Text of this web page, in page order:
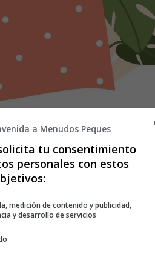
aunque parte de ese peso se
tiempo queriendo perder peso y
segura
, por lo que muchas de
poco confuso cuando se añade
puedes perder pesoy si hay
de nosotras. Sin embargo,
la
a Menudos Peques
tu consentimiento
personales con estos
medición de contenido y publicidad,
y desarrollo de servicios